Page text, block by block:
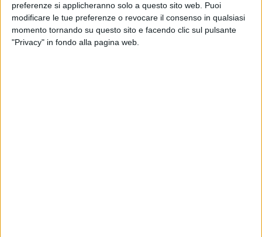
preferenze si applicheranno solo a questo sito web. Puoi
modificare le tue preferenze o revocare il consenso in qualsiasi
momento tornando su questo sito e facendo clic sul pulsante
"Privacy" in fondo alla pagina web.